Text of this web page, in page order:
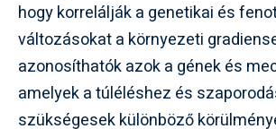
hogy korrelálják a genetikai és
változásokat a környezeti
azonosíthatók azok a gének és
amelyek a túléléshez és
szükségesek különböző